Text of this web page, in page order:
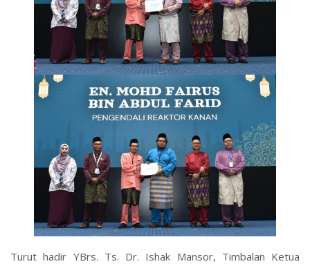
Turut hadir YBrs. Ts. Dr. Ishak Mansor, Timbalan Ketua